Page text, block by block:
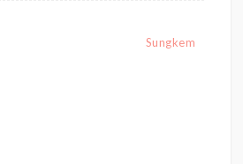
Sungkem